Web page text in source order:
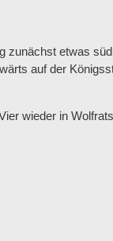
zunächst etwas
auf der
wieder in